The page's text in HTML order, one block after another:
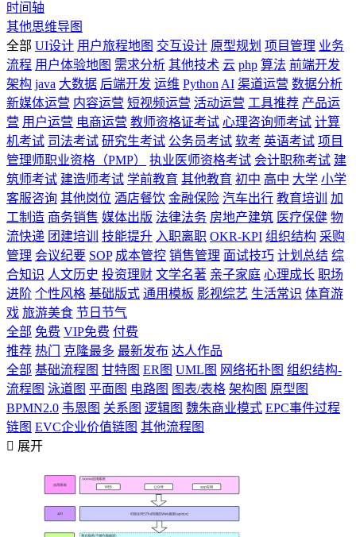
时间轴
其他思维导图
全部 UI设计 用户旅程地图 交互设计 原型规划 项目管理 业务
流程 用户体验地图 需求分析 其他技术 云 php 算法 前端开发
架构 java 大数据 后端开发 运维 Python AI 渠道运营 数据分析
新媒体运营 内容运营 短视频运营 活动运营 工具推荐 产品运
营 用户运营 电商运营 教师资格证考试 心理咨询师考试 计算
机考试 司法考试 研究生考试 公务员考试 软考 英语考试 项目
管理师职业资格（PMP）
执业医师资格考试 会计职称考试 建
筑师考试 建造师考试 学前教育 其他教育 初中 高中 大学 小学
客服咨询 其他岗位 酒店餐饮 金融保险 汽车出行 教育培训
加
工制造 商务销售 媒体出版 法律法务 房地产建筑 医疗保健 物
流快递 团建培训 技能提升 入职离职 OKR-KPI 组织结构 采购
管理 会议纪要 SOP 成本管控 销售管理 面试技巧 计划总结 综
合知识 人文历史 投资理财 文学名著 亲子家庭 心理成长 职场
进阶 个性风格 基础版式 通用模板 影视综艺 生活常识 体育游
戏 旅游美食 节日节气
全部 免费 VIP免费 付费
推荐 热门 克隆最多 最新发布 达人作品
全部 基础流程图 甘特图 ER图 UML图 网络拓扑图 组织结构-
流程图 泳道图 平面图 电路图 图表/表格 架构图 原型图
BPMN2.0 韦恩图 关系图 逻辑图 魏朱商业模式 EPC事件过程
链图 EVC企业价值链图 其他流程图
 展开